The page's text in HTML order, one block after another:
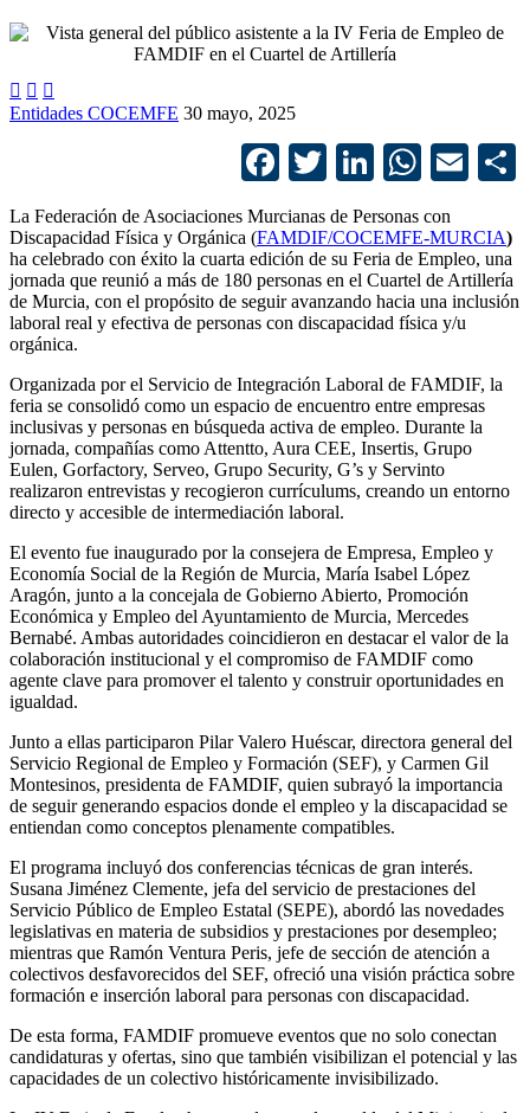
  
Entidades COCEMFE 30 mayo, 2025
Facebook
TwitterLinkedIn
La Federación de Asociaciones Murcianas de Personas con
Discapacidad Física y Orgánica (FAMDIF/COCEMFE-MURCIA)
ha celebrado con éxito la cuarta edición de su Feria de Empleo, una
jornada que reunió a más de 180 personas en el Cuartel de Artillería
de Murcia, con el propósito de seguir avanzando hacia una inclusión
laboral real y efectiva de personas con discapacidad física y/u
orgánica.
Organizada por el Servicio de Integración Laboral de FAMDIF, la
feria se consolidó como un espacio de encuentro entre empresas
inclusivas y personas en búsqueda activa de empleo. Durante la
jornada, compañías como Attentto, Aura CEE, Insertis, Grupo
Eulen, Gorfactory, Serveo, Grupo Security, G’s y Servinto
realizaron entrevistas y recogieron currículums, creando un entorno
directo y accesible de intermediación laboral.
El evento fue inaugurado por la consejera de Empresa, Empleo y
Economía Social de la Región de Murcia, María Isabel López
Aragón, junto a la concejala de Gobierno Abierto, Promoción
Económica y Empleo del Ayuntamiento de Murcia, Mercedes
Bernabé. Ambas autoridades coincidieron en destacar el valor de la
colaboración institucional y el compromiso de FAMDIF como
agente clave para promover el talento y construir oportunidades en
igualdad.
Junto a ellas participaron Pilar Valero Huéscar, directora general del
Servicio Regional de Empleo y Formación (SEF), y Carmen Gil
Montesinos, presidenta de FAMDIF, quien subrayó la importancia
de seguir generando espacios donde el empleo y la discapacidad se
entiendan como conceptos plenamente compatibles.
El programa incluyó dos conferencias técnicas de gran interés.
Susana Jiménez Clemente, jefa del servicio de prestaciones del
Servicio Público de Empleo Estatal (SEPE), abordó las novedades
legislativas en materia de subsidios y prestaciones por desempleo;
mientras que Ramón Ventura Peris, jefe de sección de atención a
colectivos desfavorecidos del SEF, ofreció una visión práctica sobre
formación e inserción laboral para personas con discapacidad.
De esta forma, FAMDIF promueve eventos que no solo conectan
candidaturas y ofertas, sino que también visibilizan el potencial y las
capacidades de un colectivo históricamente invisibilizado.